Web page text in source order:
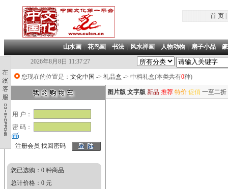
首 页|
山水画|花鸟画|书法|风水禅画|人物动物|扇子小品|
2026年8月8日 11:37:27
您现在的位置是： 文化中国 -> 礼品盒 -> 中档礼盒(本类共有0种)
用 户：
密 码：
注册会员 找回密码
您已选购：0 种商品
总计价格：0 元
图片版 文字版 新品 推荐 特价 促俏 一至二折